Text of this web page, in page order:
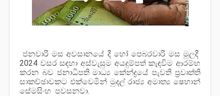
ජනවාරි මස අවසානයේ දී හෝ පෙබරවාරි මස මුලදී
2024 වසර සඳහා අස්වැසුම අයදුම්පත් කැඳවිම ආරම්භ
කරන බව ජනාධිපති මාධ්‍ය කේන්ද්‍රයේ පැවති ප්‍රවෘත්ති
සාකච්ඡාවකට එක්වෙමින් මුදල් රාජ්‍ය අමාත්‍ය ෂෙහාන්
සේමසිංහ පවසනවා.